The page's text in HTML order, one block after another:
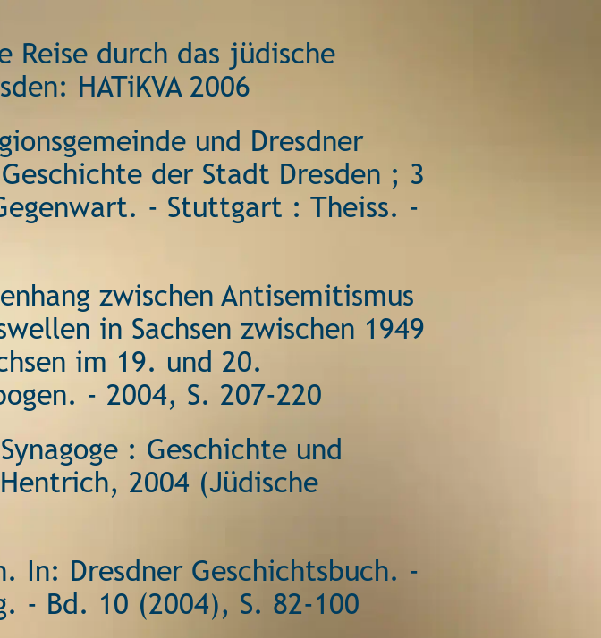
Reise durch das jüdische
HATiKVA 2006
und Dresdner
der Stadt Dresden ; 3
- Stuttgart : Theiss. -
zwischen Antisemitismus
in Sachsen zwischen 1949
im 19. und 20.
- 2004, S. 207-220
: Geschichte und
2004 (Jüdische
In: Dresdner Geschichtsbuch. -
- Bd. 10 (2004), S. 82-100